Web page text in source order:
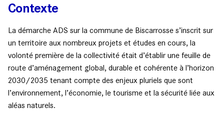
Contexte
La démarche ADS sur la commune de Biscarrosse s’inscrit sur
un territoire aux nombreux projets et études en cours, la
volonté première de la collectivité était d’établir une feuille de
route d’aménagement global, durable et cohérente à l’horizon
2030/2035 tenant compte des enjeux pluriels que sont
l’environnement, l’économie, le tourisme et la sécurité liée aux
aléas naturels.